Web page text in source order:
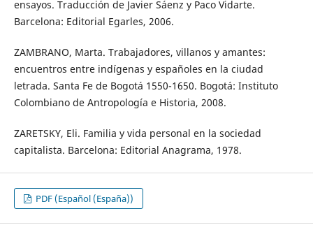
ensayos. Traducción de Javier Sáenz y Paco Vidarte.
Barcelona: Editorial Egarles, 2006.
ZAMBRANO, Marta. Trabajadores, villanos y amantes:
encuentros entre indígenas y españoles en la ciudad
letrada. Santa Fe de Bogotá 1550-1650. Bogotá: Instituto
Colombiano de Antropología e Historia, 2008.
ZARETSKY, Eli. Familia y vida personal en la sociedad
capitalista. Barcelona: Editorial Anagrama, 1978.
PDF (Español (España))